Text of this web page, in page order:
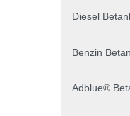
Diesel
Benzin
Adblue®